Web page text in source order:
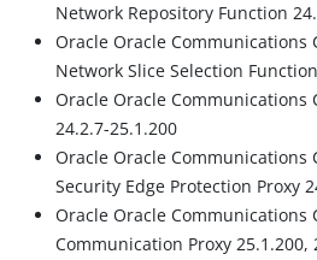
Network Repository Function
Oracle Oracle Communications
Network Slice Selection
Oracle Oracle Communications
24.2.7-25.1.200
Oracle Oracle Communications
Security Edge Protection Proxy
Oracle Oracle Communications
Communication Proxy 25.1.200,